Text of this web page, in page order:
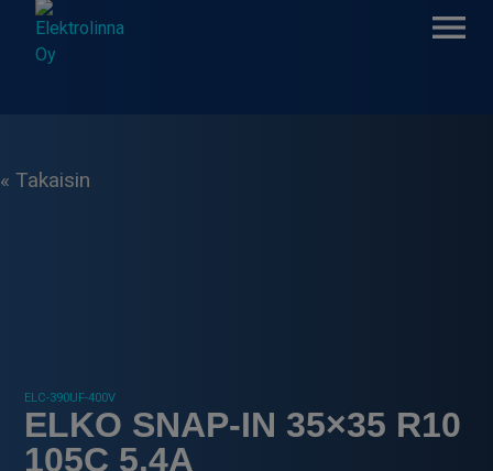
content
« Takaisin
ELC-390UF-400V
ELKO SNAP-IN 35×35 R10
105C 5.4A